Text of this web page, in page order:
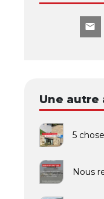
Une autre
5
Nous